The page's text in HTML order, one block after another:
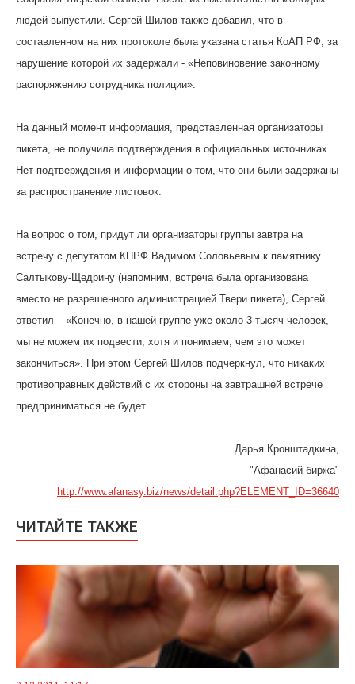
людей выпустили. Сергей Шилов также добавил, что в
составленном на них протоколе была указана статья КоАП РФ, за
нарушение которой их задержали - «Неповиновение законному
распоряжению сотрудника полиции».
На данный момент информация, представленная организаторы
пикета, не получила подтверждения в официальных источниках.
Нет подтверждения и информации о том, что они были задержаны
за распространение листовок.
На вопрос о том, придут ли организаторы группы завтра на
встречу с депутатом КПРФ Вадимом Соловьевым к памятнику
Салтыкову-Щедрину (напомним, встреча была организована
вместо не разрешенного администрацией Твери пикета), Сергей
ответил – «Конечно, в нашей группе уже около 3 тысяч человек,
мы не можем их подвести, хотя и понимаем, чем это может
закончиться». При этом Сергей Шилов подчеркнул, что никаких
противоправных действий с их стороны на завтрашней встрече
предприниматься не будет.
Дарья Кронштадкина,
"Афанасий-биржа"
http://www.afanasy.biz/news/detail.php?ELEMENT_ID=36640
ЧИТАЙТЕ ТАКЖЕ